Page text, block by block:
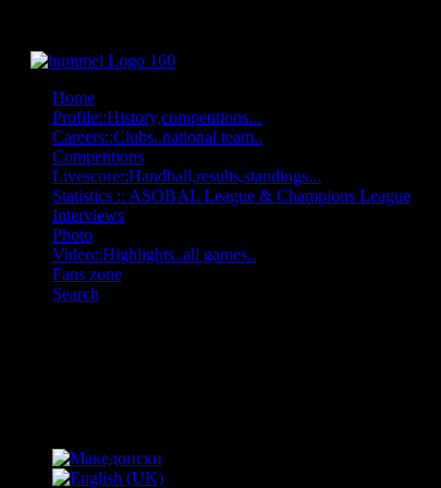
Home
Profile::History,competitions...
Careers::Clubs..national team..
Competitions
Livescore::Handball,results,standings...
Statistics :: ASOBAL League & Champions League
Interviews
Photo
Video::Highlights..all games..
Fans zone
Search